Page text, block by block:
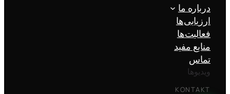
درباره ما
ارزیابی‌ها
فعالیت‌ها
منابع مفید
تماس
ویدیوها
KONTAKT